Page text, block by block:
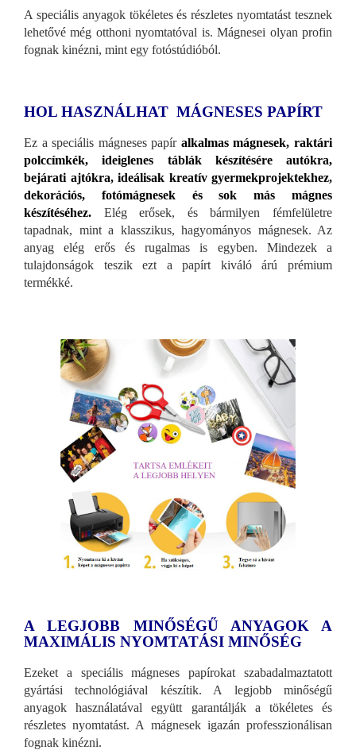
A speciális anyagok tökéletes és részletes nyomtatást tesznek
lehetővé még otthoni nyomtatóval is. Mágnesei olyan profin
fognak kinézni, mint egy fotóstúdióból.
HOL HASZNÁLHAT MÁGNESES PAPÍRT
Ez a speciális mágneses papír alkalmas mágnesek, raktári
polccímkék, ideiglenes táblák készítésére autókra,
bejárati ajtókra, ideálisak kreatív gyermekprojektekhez,
dekorációs, fotómágnesek és sok más mágnes
készítéséhez. Elég erősek, és bármilyen fémfelületre
tapadnak, mint a klasszikus, hagyományos mágnesek. Az
anyag elég erős és rugalmas is egyben. Mindezek a
tulajdonságok teszik ezt a papírt kiváló árú prémium
termékké.
A LEGJOBB MINŐSÉGŰ ANYAGOK A
MAXIMÁLIS NYOMTATÁSI MINŐSÉG
Ezeket a speciális mágneses papírokat szabadalmaztatott
gyártási technológiával készítik. A legjobb minőségű
anyagok használatával együtt garantálják a tökéletes és
részletes nyomtatást. A mágnesek igazán professzionálisan
fognak kinézni.